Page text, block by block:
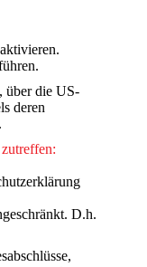
über die US-
deren
D.h.